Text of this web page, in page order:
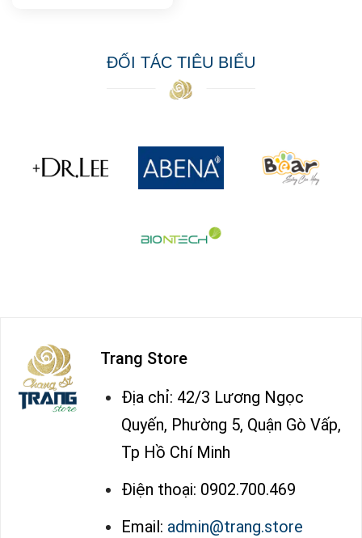
ĐỐI TÁC TIÊU BIỂU
Trang Store
Địa chỉ: 42/3 Lương Ngọc
Quyến, Phường 5, Quận Gò Vấp,
Tp Hồ Chí Minh
Điện thoại: 0902.700.469
Email: admin@trang.store